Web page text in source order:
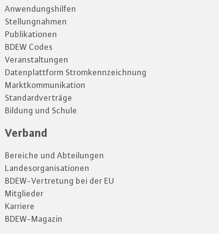
Anwendungshilfen
Stellungnahmen
Publikationen
BDEW Codes
Veranstaltungen
Datenplattform Stromkennzeichnung
Marktkommunikation
Standardverträge
Bildung und Schule
Verband
Bereiche und Abteilungen
Landesorganisationen
BDEW-Vertretung bei der EU
Mitglieder
Karriere
BDEW-Magazin